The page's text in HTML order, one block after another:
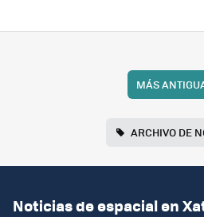
MÁS
ARCHIVO DE
Noticias de espacial en